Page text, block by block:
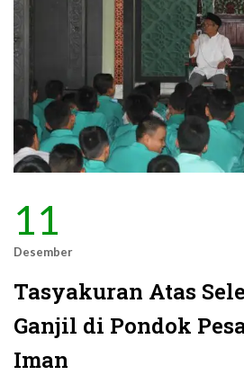
11
Desember
Tasyakuran Atas
Ganjil di Pondok
Iman